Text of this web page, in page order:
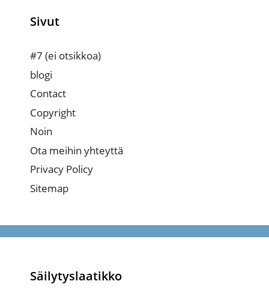
Sivut
#7 (ei otsikkoa)
blogi
Contact
Copyright
Noin
Ota meihin yhteyttä
Privacy Policy
Sitemap
Säilytyslaatikko